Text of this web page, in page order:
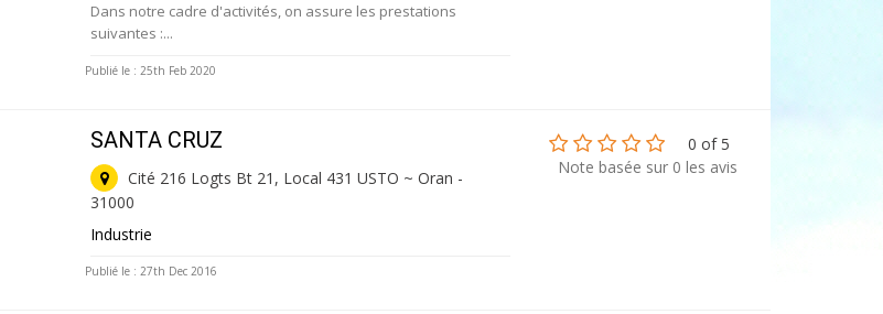
Dans notre cadre d'activités, on assure les prestations
suivantes :...
Publié le : 25th Feb 2020
SANTA CRUZ
Cité 216 Logts Bt 21, Local 431 USTO ~ Oran -
31000
Industrie
Publié le : 27th Dec 2016
0 of 5
Note basée sur 0 les avis